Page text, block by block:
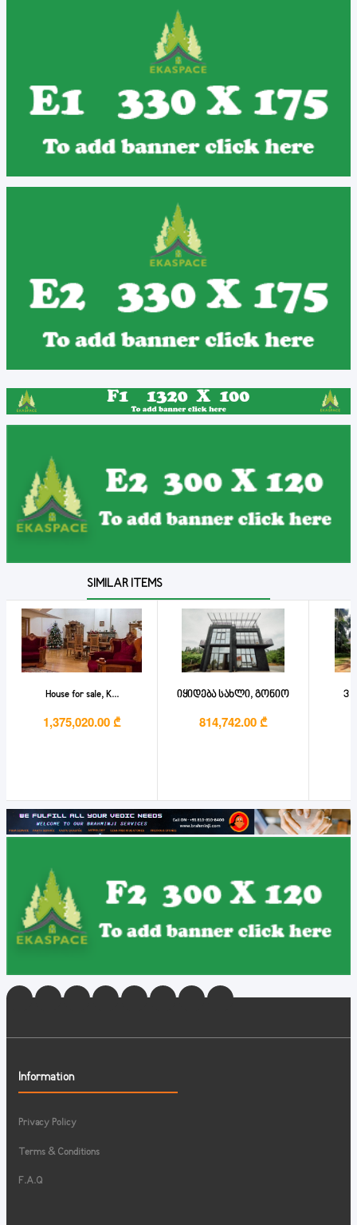
SIMILAR ITEMS
House for sale, K...
1,375,020.00 ₾
იყიდება სახლი, გონიო
814,742.00 ₾
3
Information
Privacy Policy
Terms & Conditions
F.A.Q